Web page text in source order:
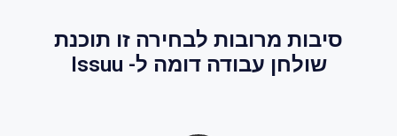
סיבות מרובות לבחירה זו תוכנת
שולחן עבודה דומה ל- Issuu